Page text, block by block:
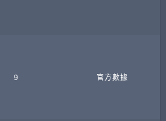
9 官方數據